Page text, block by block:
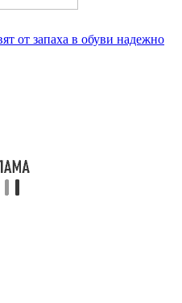
от запаха в обуви надежно